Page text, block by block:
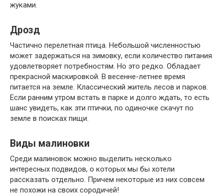
жуками.
Дрозд
Частично перелетная птица. Небольшой численностью
может задержаться на зимовку, если количество питания
удовлетворяет потребностям. Но это редко. Обладает
прекрасной маскировкой. В весенне-летнее время
питается на земле. Классический житель лесов и парков.
Если ранним утром встать в парке и долго ждать, то есть
шанс увидеть, как эти птички, по одиночке скачут по
земле в поисках пищи.
Виды малиновки
Среди малиновок можно выделить несколько
интересных подвидов, о которых мы бы хотели
рассказать отдельно. Причем некоторые из них совсем
не похожи на своих сородичей!